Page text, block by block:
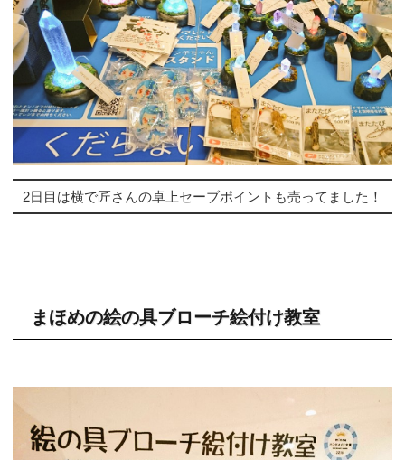
2日目は横で匠さんの卓上セーブポイントも売ってました！
まほめの絵の具ブローチ絵付け教室